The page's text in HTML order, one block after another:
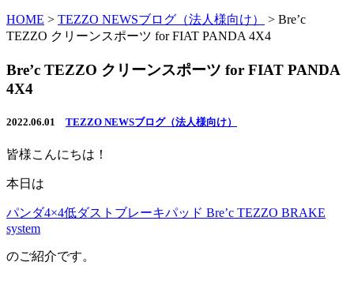
HOME > TEZZO NEWSブログ（法人様向け） > Bre’c
TEZZO クリーンスポーツ for FIAT PANDA 4X4
Bre’c TEZZO クリーンスポーツ for FIAT PANDA
4X4
2022.06.01 TEZZO NEWSブログ（法人様向け）
皆様こんにちは！
本日は
パンダ4×4低ダストブレーキパッド Bre’c TEZZO BRAKE
system
のご紹介です。